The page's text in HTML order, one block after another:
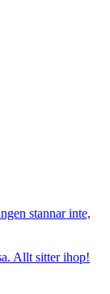
stannar inte,
Allt sitter ihop!